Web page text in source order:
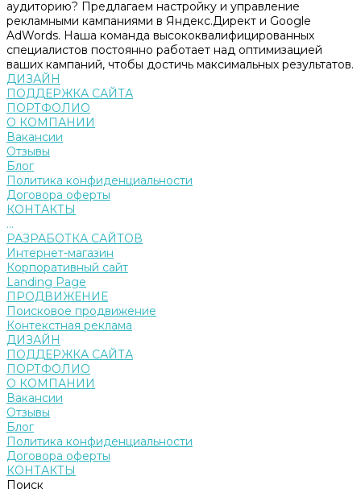
аудиторию? Предлагаем настройку и управление
рекламными кампаниями в Яндекс.Директ и Google
AdWords. Наша команда высококвалифицированных
специалистов постоянно работает над оптимизацией
ваших кампаний, чтобы достичь максимальных результатов.
ДИЗАЙН
ПОДДЕРЖКА САЙТА
ПОРТФОЛИО
О КОМПАНИИ
Вакансии
Отзывы
Блог
Политика конфиденциальности
Договора оферты
КОНТАКТЫ
...
РАЗРАБОТКА САЙТОВ
Интернет-магазин
Корпоративный сайт
Landing Page
ПРОДВИЖЕНИЕ
Поисковое продвижение
Контекстная реклама
ДИЗАЙН
ПОДДЕРЖКА САЙТА
ПОРТФОЛИО
О КОМПАНИИ
Вакансии
Отзывы
Блог
Политика конфиденциальности
Договора оферты
КОНТАКТЫ
Поиск